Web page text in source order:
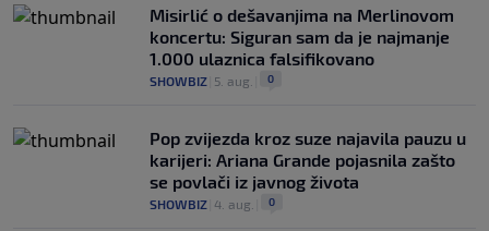
Misirlić o dešavanjima na Merlinovom
koncertu: Siguran sam da je najmanje
1.000 ulaznica falsifikovano
SHOWBIZ 5. aug. 0
Pop zvijezda kroz suze najavila pauzu u
karijeri: Ariana Grande pojasnila zašto
se povlači iz javnog života
SHOWBIZ 4. aug. 0